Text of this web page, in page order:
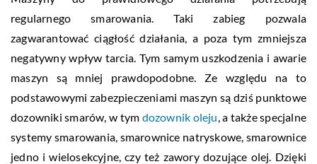
regularnego smarowania. Taki zabieg pozwala
zagwarantować ciągłość działania, a poza tym zmniejsza
negatywny wpływ tarcia. Tym samym uszkodzenia i awarie
maszyn są mniej prawdopodobne. Ze względu na to
podstawowymi zabezpieczeniami maszyn są dziś punktowe
dozowniki smarów, w tym dozownik oleju , a także specjalne
systemy smarowania, smarownice natryskowe, smarownice
jedno i wielosekcyjne, czy też zawory dozujące olej. Dzięki